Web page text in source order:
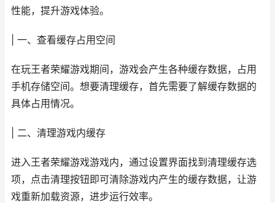
性能，提升游戏体验。
| 一、查看缓存占用空间
在玩王者荣耀游戏期间，游戏会产生各种缓存数据，占用
手机存储空间。想要清理缓存，首先需要了解缓存数据的
具体占用情况。
| 二、清理游戏内缓存
进入王者荣耀游戏游戏内，通过设置界面找到清理缓存选
项，点击清理按钮即可清除游戏内产生的缓存数据，让游
戏重新加载资源，进步运行效率。